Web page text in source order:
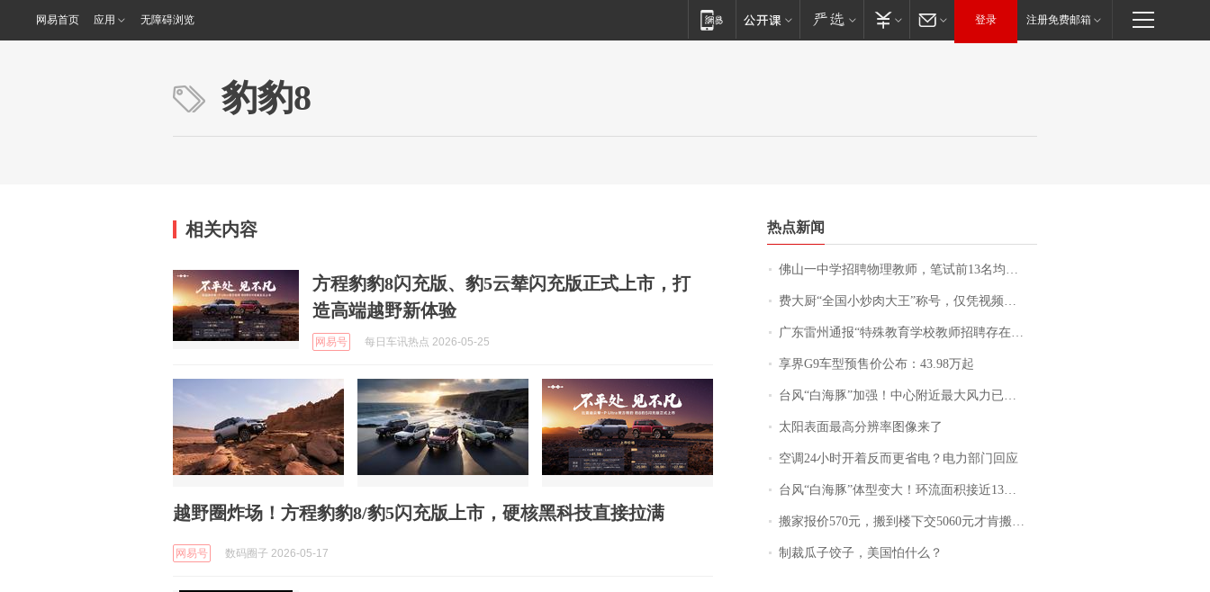
网易首页 应用 无障碍浏览 登录 注册免费邮箱
豹豹8
相关内容
方程豹豹8闪充版、豹5云辇闪充版正式上市，打
造高端越野新体验
网易号 每日车讯热点 2026-05-25
越野圈炸场！方程豹豹8/豹5闪充版上市，硬核黑科技直接拉满
网易号 数码圈子 2026-05-17
热点新闻
佛山一中学招聘物理教师，笔试前13名均遭淘汰？教育局：已叫停招聘，成立调查组全面核查
费大厨“全国小炒肉大王”称号，仅凭视频评出？中国烹饪协会回应
广东雷州通报“特殊教育学校教师招聘存在违规行为”：已启动问责程序 副校长被停职
享界G9车型预售价公布：43.98万起
台风“白海豚”加强！中心附近最大风力已达15级 最新研判
太阳表面最高分辨率图像来了
空调24小时开着反而更省电？电力部门回应
台风“白海豚”体型变大！环流面积接近13个浙江那么大
搬家报价570元，搬到楼下交5060元才肯搬上楼！女子傻眼了……
制裁瓜子饺子，美国怕什么？